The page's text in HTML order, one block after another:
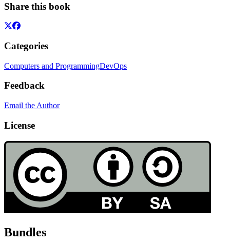
Share this book
Categories
Computers and ProgrammingDevOps
Feedback
Email the Author
License
Bundles